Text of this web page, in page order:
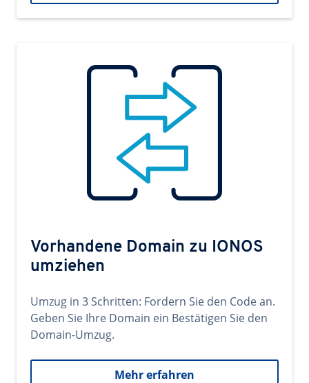
Vorhandene Domain zu IONOS
umziehen
Umzug in 3 Schritten: Fordern Sie den Code an.
Geben Sie Ihre Domain ein Bestätigen Sie den
Domain-Umzug.
Mehr erfahren